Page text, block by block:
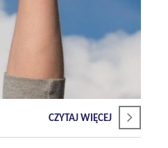
CZYTAJ WIĘCEJ